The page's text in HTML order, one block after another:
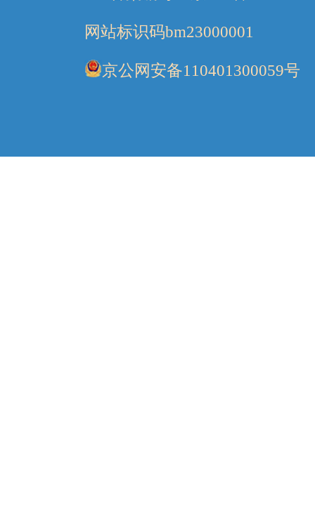
网站标识码bm23000001
京公网安备110401300059号